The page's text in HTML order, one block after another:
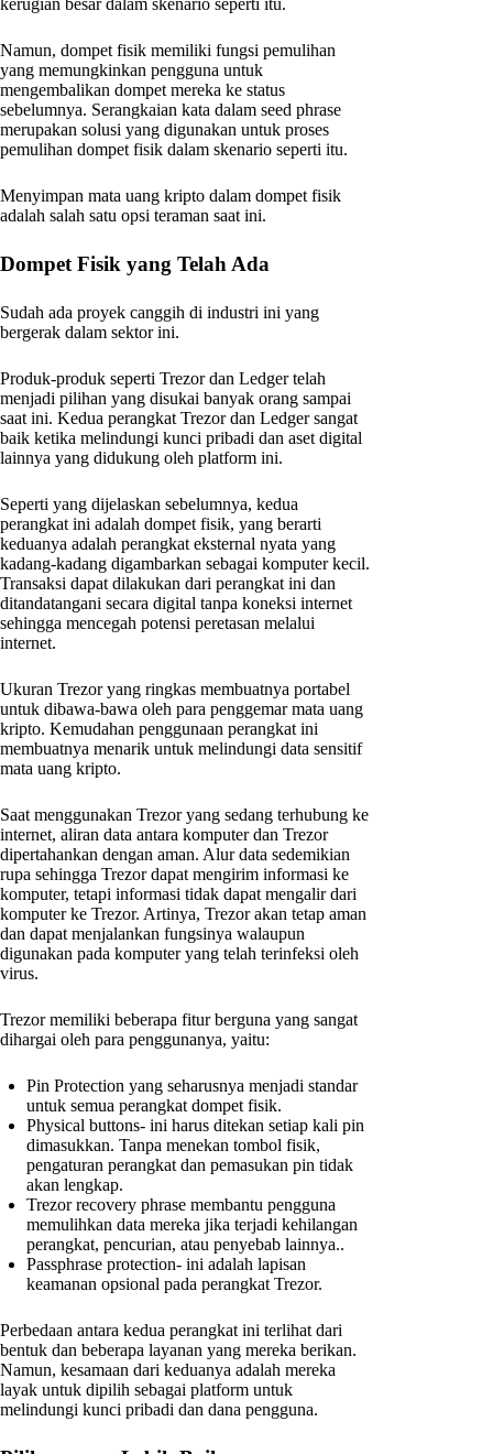
kerugian besar dalam skenario seperti itu.
Namun, dompet fisik memiliki fungsi pemulihan
yang memungkinkan pengguna untuk
mengembalikan dompet mereka ke status
sebelumnya. Serangkaian kata dalam seed phrase
merupakan solusi yang digunakan untuk proses
pemulihan dompet fisik dalam skenario seperti itu.
Menyimpan mata uang kripto dalam dompet fisik
adalah salah satu opsi teraman saat ini.
Dompet Fisik yang Telah Ada
Sudah ada proyek canggih di industri ini yang
bergerak dalam sektor ini.
Produk-produk seperti Trezor dan Ledger telah
menjadi pilihan yang disukai banyak orang sampai
saat ini. Kedua perangkat Trezor dan Ledger sangat
baik ketika melindungi kunci pribadi dan aset digital
lainnya yang didukung oleh platform ini.
Seperti yang dijelaskan sebelumnya, kedua
perangkat ini adalah dompet fisik, yang berarti
keduanya adalah perangkat eksternal nyata yang
kadang-kadang digambarkan sebagai komputer kecil.
Transaksi dapat dilakukan dari perangkat ini dan
ditandatangani secara digital tanpa koneksi internet
sehingga mencegah potensi peretasan melalui
internet.
Ukuran Trezor yang ringkas membuatnya portabel
untuk dibawa-bawa oleh para penggemar mata uang
kripto. Kemudahan penggunaan perangkat ini
membuatnya menarik untuk melindungi data sensitif
mata uang kripto.
Saat menggunakan Trezor yang sedang terhubung ke
internet, aliran data antara komputer dan Trezor
dipertahankan dengan aman. Alur data sedemikian
rupa sehingga Trezor dapat mengirim informasi ke
komputer, tetapi informasi tidak dapat mengalir dari
komputer ke Trezor. Artinya, Trezor akan tetap aman
dan dapat menjalankan fungsinya walaupun
digunakan pada komputer yang telah terinfeksi oleh
virus.
Trezor memiliki beberapa fitur berguna yang sangat
dihargai oleh para penggunanya, yaitu:
Pin Protection yang seharusnya menjadi standar
untuk semua perangkat dompet fisik.
Physical buttons- ini harus ditekan setiap kali pin
dimasukkan. Tanpa menekan tombol fisik,
pengaturan perangkat dan pemasukan pin tidak
akan lengkap.
Trezor recovery phrase membantu pengguna
memulihkan data mereka jika terjadi kehilangan
perangkat, pencurian, atau penyebab lainnya..
Passphrase protection- ini adalah lapisan
keamanan opsional pada perangkat Trezor.
Perbedaan antara kedua perangkat ini terlihat dari
bentuk dan beberapa layanan yang mereka berikan.
Namun, kesamaan dari keduanya adalah mereka
layak untuk dipilih sebagai platform untuk
melindungi kunci pribadi dan dana pengguna.